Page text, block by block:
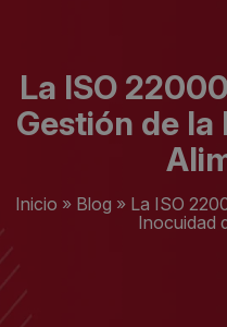
La ISO
Gestión de
Inicio » Blog » La ISO
Inocuidad